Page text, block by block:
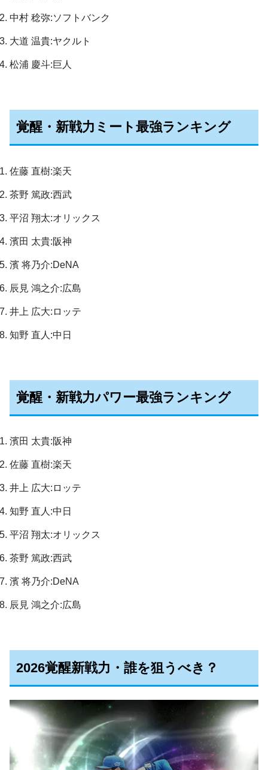
中村 稔弥:ソフトバンク
大道 温貴:ヤクルト
松浦 慶斗:巨人
覚醒・新戦力ミート最強ランキング
佐藤 直樹:楽天
茶野 篤政:西武
平沼 翔太:オリックス
濱田 太貴:阪神
濱 将乃介:DeNA
辰見 鴻之介:広島
井上 広大:ロッテ
知野 直人:中日
覚醒・新戦力パワー最強ランキング
濱田 太貴:阪神
佐藤 直樹:楽天
井上 広大:ロッテ
知野 直人:中日
平沼 翔太:オリックス
茶野 篤政:西武
濱 将乃介:DeNA
辰見 鴻之介:広島
2026覚醒新戦力・誰を狙うべき？